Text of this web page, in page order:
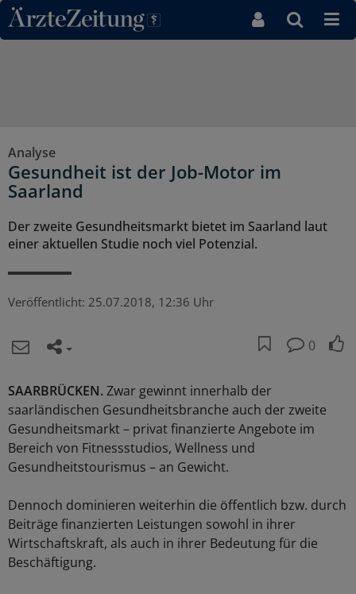
Direkt zum Inhaltsbereich
Analyse
Gesundheit ist der Job-Motor im
Saarland
Der zweite Gesundheitsmarkt bietet im Saarland laut
einer aktuellen Studie noch viel Potenzial.
Veröffentlicht: 25.07.2018, 12:36 Uhr
0
SAARBRÜCKEN.Zwar gewinnt innerhalb der
saarländischen Gesundheitsbranche auch der zweite
Gesundheitsmarkt – privat finanzierte Angebote im
Bereich von Fitnessstudios, Wellness und
Gesundheitstourismus – an Gewicht.
Dennoch dominieren weiterhin die öffentlich bzw. durch
Beiträge finanzierten Leistungen sowohl in ihrer
Wirtschaftskraft, als auch in ihrer Bedeutung für die
Beschäftigung.